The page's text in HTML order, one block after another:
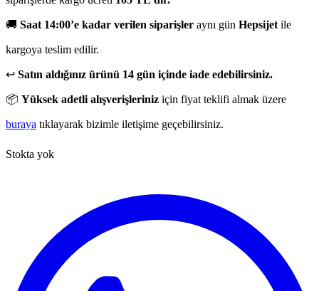
🚚 Saat 14:00’e kadar verilen siparişler aynı gün Hepsijet ile
kargoya teslim edilir.
↩️ Satın aldığınız ürünü 14 gün içinde iade edebilirsiniz.
📦 Yüksek adetli alışverişleriniz için fiyat teklifi almak üzere
buraya tıklayarak bizimle iletişime geçebilirsiniz.
Stokta yok